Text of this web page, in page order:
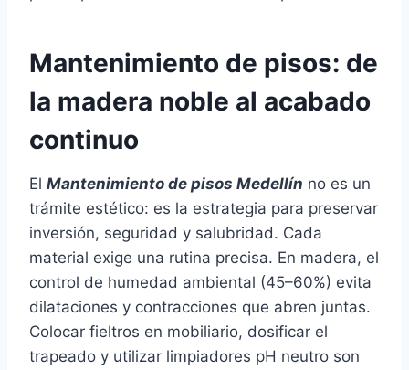
Mantenimiento de pisos: de
la madera noble al acabado
continuo
El Mantenimiento de pisos Medellín no es un
trámite estético: es la estrategia para preservar
inversión, seguridad y salubridad. Cada
material exige una rutina precisa. En madera, el
control de humedad ambiental (45–60%) evita
dilataciones y contracciones que abren juntas.
Colocar fieltros en mobiliario, dosificar el
trapeado y utilizar limpiadores pH neutro son